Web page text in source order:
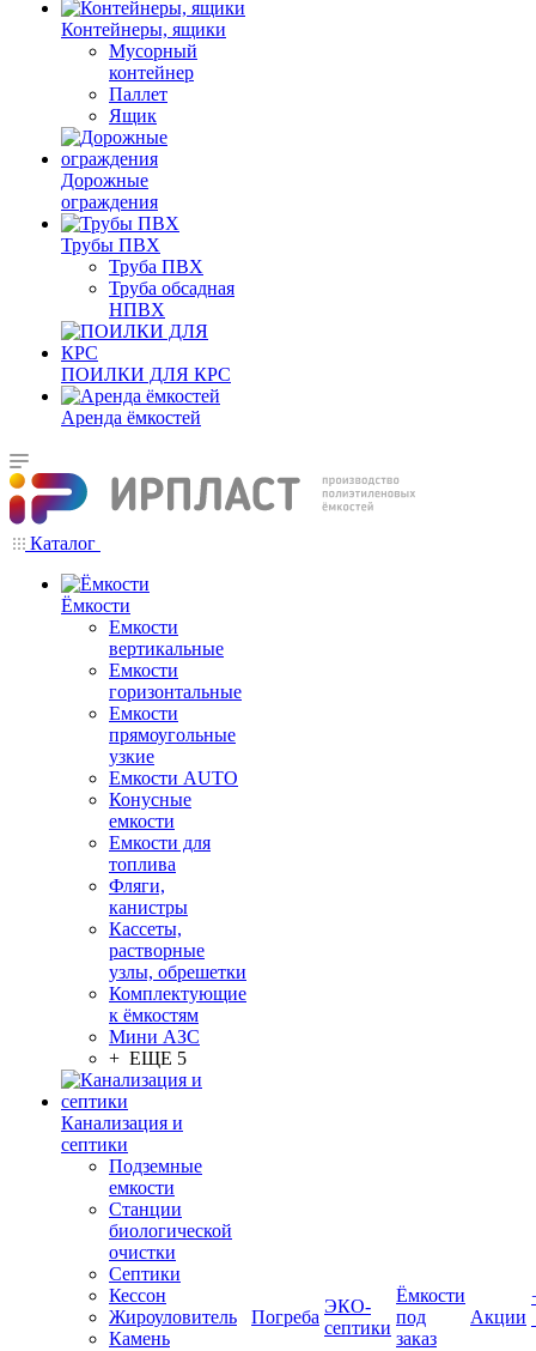
Контейнеры, ящики
Мусорный
контейнер
Паллет
Ящик
Дорожные
ограждения
Трубы ПВХ
Труба ПВХ
Труба обсадная
НПВХ
ПОИЛКИ ДЛЯ КРС
Аренда ёмкостей
Каталог
Ёмкости
Емкости
вертикальные
Емкости
горизонтальные
Емкости
прямоугольные
узкие
Емкости АUТО
Конусные
емкости
Емкости для
топлива
Фляги,
канистры
Кассеты,
растворные
узлы, обрешетки
Комплектующие
к ёмкостям
Мини АЗС
+ ЕЩЕ 5
Канализация и
септики
Подземные
емкости
Станции
биологической
очистки
Септики
Кессон
Жироуловитель
Камень
Погреба
ЭКО-
септики
Ёмкости
под
заказ
Акции